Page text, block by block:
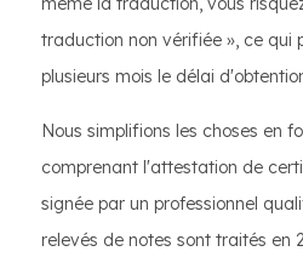
traduction non vérifiée », ce qui
plusieurs mois le délai
Nous simplifions les choses en
comprenant l'attestation de
signée par un professionnel
relevés de notes sont traités en